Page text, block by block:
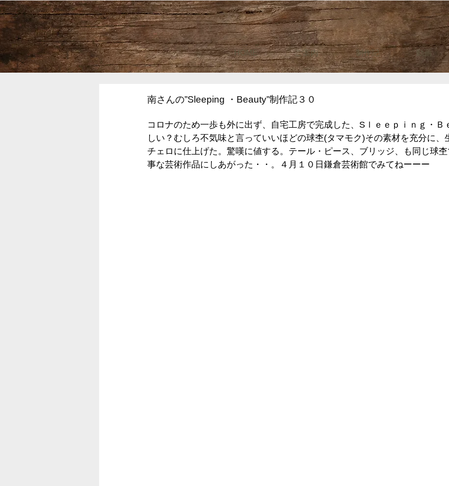
HOME ご案内 制作記 動画
南さんの”Sleeping ・Beauty”制作記３０
コロナのため一歩も外に出ず、自宅工房で完成した、Sｌｅｅｐｉｎｇ・Ｂ
しい？むしろ不気味と言っていいほどの球杢(タマモク)その素材を充分に、
チェロに仕上げた。驚嘆に値する。テール・ピース、ブリッジ、も同じ球
事な芸術作品にしあがった・・。４月１０日鎌倉芸術館でみてねーーー